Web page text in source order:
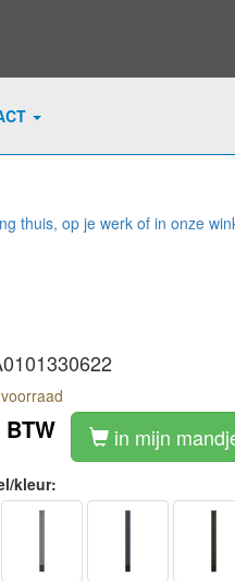
thuis, op je werk of in onze
in mijn
kleur: